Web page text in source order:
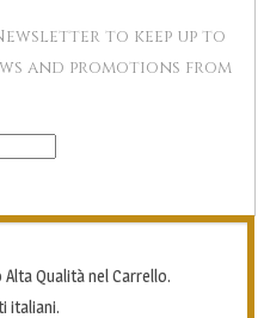
to keep up to
and promotions from
Qualità nel Carrello.
italiani.